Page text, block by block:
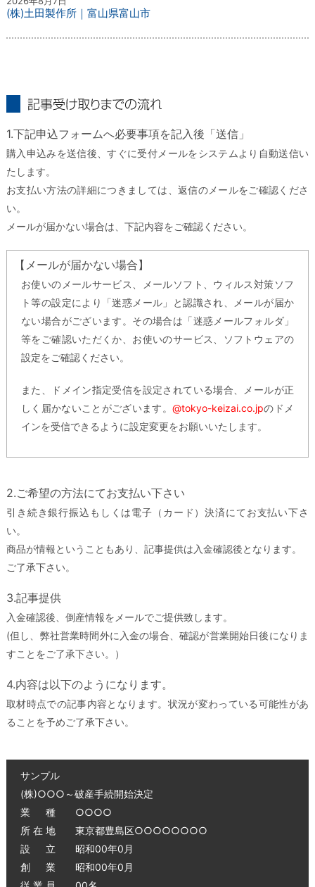
(株)土田製作所｜富山県富山市
1.下記申込フォームへ必要事項を記入後「送信」
購入申込みを送信後、すぐに受付メールをシステムより自動送信い
たします。
お支払い方法の詳細につきましては、返信のメールをご確認くださ
い。
メールが届かない場合は、下記内容をご確認ください。
【メールが届かない場合】
お使いのメールサービス、メールソフト、ウィルス対策ソフ
ト等の設定により「迷惑メール」と認識され、メールが届か
ない場合がございます。その場合は「迷惑メールフォルダ」
等をご確認いただくか、お使いのサービス、ソフトウェアの
設定をご確認ください。
また、ドメイン指定受信を設定されている場合、メールが正
しく届かないことがございます。@tokyo-keizai.co.jpのドメ
インを受信できるように設定変更をお願いいたします。
2.ご希望の方法にてお支払い下さい
引き続き銀行振込もしくは電子（カード）決済にてお支払い下さ
い。
商品が情報ということもあり、記事提供は入金確認後となります。
ご了承下さい。
3.記事提供
入金確認後、倒産情報をメールでご提供致します。
(但し、弊社営業時間外に入金の場合、確認が営業開始日後になりま
すことをご了承下さい。）
4.内容は以下のようになります。
取材時点での記事内容となります。状況が変わっている可能性があ
ることを予めご了承下さい。
サンプル
(株)○○○～破産手続開始決定
業 種 ○○○○
所 在 地 東京都豊島区○○○○○○○○
設 立 昭和00年0月
創 業 昭和00年0月